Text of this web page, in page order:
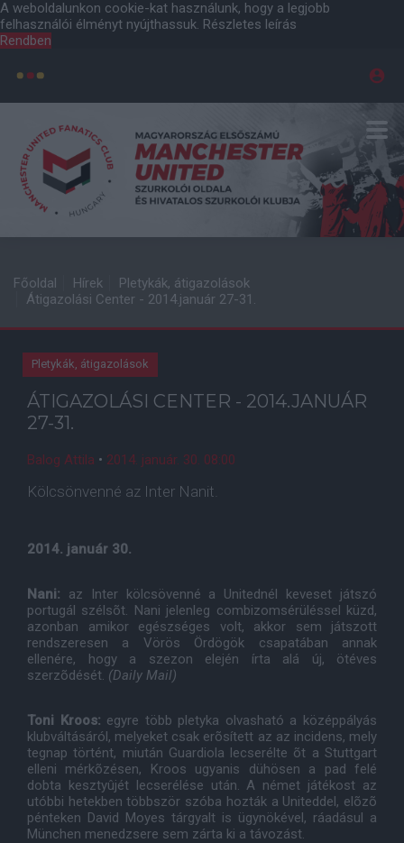
A weboldalunkon cookie-kat használunk, hogy a legjobb
felhasználói élményt nyújthassuk. Részletes leírás
Rendben
Főoldal Hírek
Pletykák, átigazolások
Átigazolási Center - 2014.január 27-31.
Pletykák, átigazolások
ÁTIGAZOLÁSI CENTER - 2014.JANUÁR
27-31.
Balog Attila • 2014. január. 30. 08:00
Kölcsönvenné az Inter Nanit.
2014. január 30.
Nani: az Inter kölcsövenné a Unitednél keveset játszó
portugál szélsõt. Nani jelenleg combizomsérüléssel küzd,
azonban amikor egészséges volt, akkor sem játszott
rendszeresen a Vörös Ördögök csapatában annak
ellenére, hogy a szezon elején írta alá új, ötéves
szerzõdését. (Daily Mail)
Toni Kroos: egyre több pletyka olvasható a középpályás
klubváltásáról, melyeket csak erõsített az az incidens, mely
tegnap történt, miután Guardiola lecserélte õt a Stuttgart
elleni mérkõzésen, Kroos ugyanis dühösen a pad felé
dobta kesztyûjét lecserélése után. A német játékost az
utóbbi hetekben többször szóba hozták a Uniteddel, elõzõ
pénteken David Moyes tárgyalt is ügynökével, ráadásul a
München menedzsere sem zárta ki a távozást.